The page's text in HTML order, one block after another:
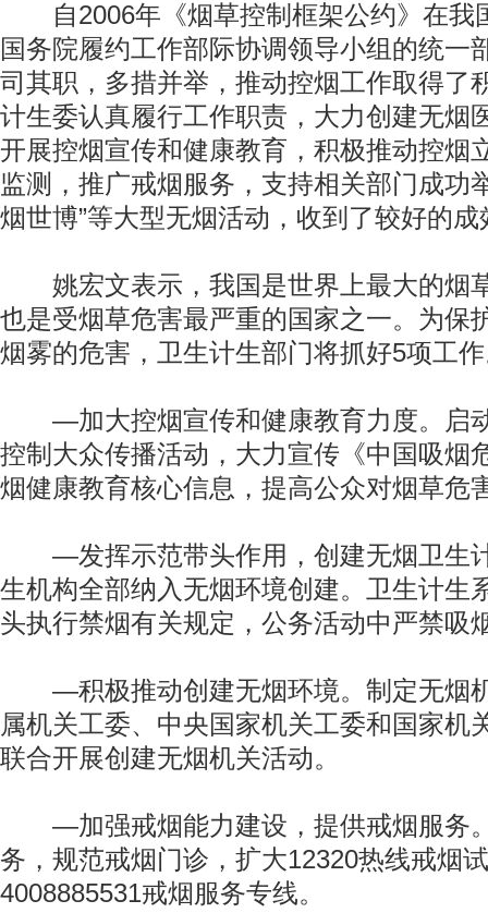
自2006年《烟草控制框架公约》在我
国务院履约工作部际协调领导小组的统一
司其职，多措并举，推动控烟工作取得了
计生委认真履行工作职责，大力创建无烟
开展控烟宣传和健康教育，积极推动控烟
监测，推广戒烟服务，支持相关部门成功
烟世博”等大型无烟活动，收到了较好的成
姚宏文表示，我国是世界上最大的烟
也是受烟草危害最严重的国家之一。为保
烟雾的危害，卫生计生部门将抓好5项工
—加大控烟宣传和健康教育力度。启
控制大众传播活动，大力宣传《中国吸烟
烟健康教育核心信息，提高公众对烟草危
—发挥示范带头作用，创建无烟卫生
生机构全部纳入无烟环境创建。卫生计生
头执行禁烟有关规定，公务活动中严禁吸
—积极推动创建无烟环境。制定无烟
属机关工委、中央国家机关工委和国家机
联合开展创建无烟机关活动。
—加强戒烟能力建设，提供戒烟服务
务，规范戒烟门诊，扩大12320热线戒烟
4008885531戒烟服务专线。